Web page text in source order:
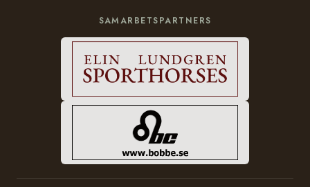
SAMARBETSPARTNERS